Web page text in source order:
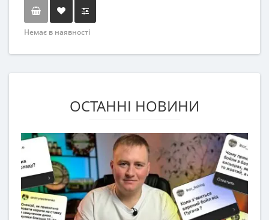
Немає в наявності
ОСТАННІ НОВИНИ